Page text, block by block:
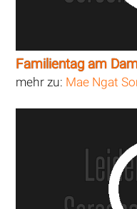
Familientag am
mehr zu: Mae Ngat